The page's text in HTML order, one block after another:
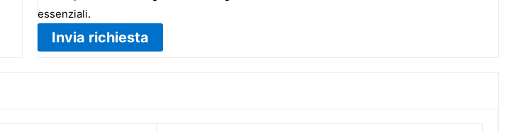
essenziali.
Invia richiesta